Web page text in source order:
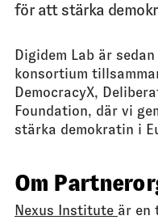
för att stärka
Digidem Lab är
konsortium
DemocracyX,
Foundation, där vi
stärka demokratin i
Om
Nexus Institute är en